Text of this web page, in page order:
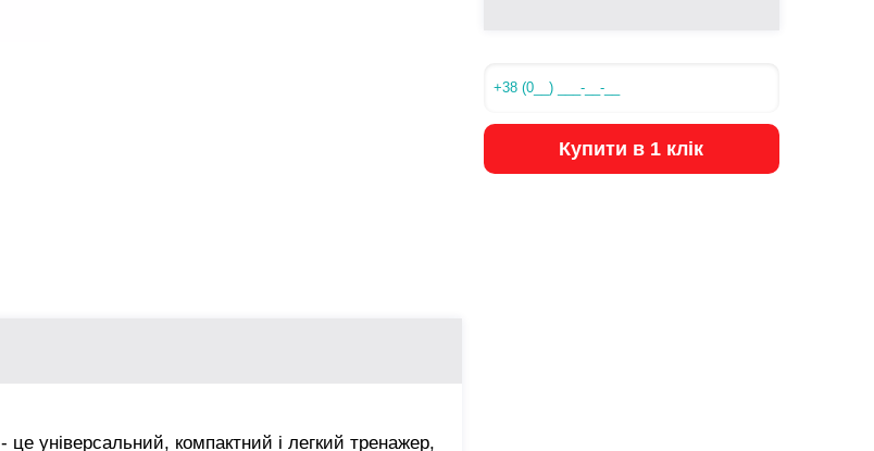
- це універсальний, компактний і легкий тренажер,
Купити в 1 клік